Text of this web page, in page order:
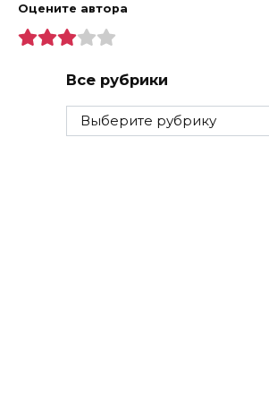
Оцените автора
Все рубрики
Все
рубрики